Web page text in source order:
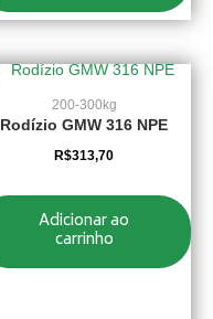
200-300kg
Rodízio GMW 316 NPE
R$313,70
Adicionar ao
carrinho